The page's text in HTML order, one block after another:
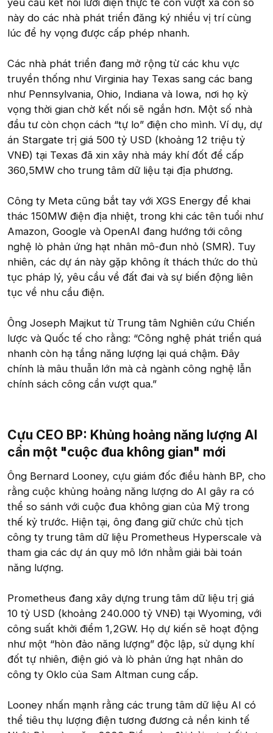
yêu cầu kết nối lưới điện thực tế còn vượt xa con số
này do các nhà phát triển đăng ký nhiều vị trí cùng
lúc để hy vọng được cấp phép nhanh.
Các nhà phát triển đang mở rộng từ các khu vực
truyền thống như Virginia hay Texas sang các bang
như Pennsylvania, Ohio, Indiana và Iowa, nơi họ kỳ
vọng thời gian chờ kết nối sẽ ngắn hơn. Một số nhà
đầu tư còn chọn cách “tự lo” điện cho mình. Ví dụ, dự
án Stargate trị giá 500 tỷ USD (khoảng 12 triệu tỷ
VNĐ) tại Texas đã xin xây nhà máy khí đốt để cấp
360,5MW cho trung tâm dữ liệu tại địa phương.
Công ty Meta cũng bắt tay với XGS Energy để khai
thác 150MW điện địa nhiệt, trong khi các tên tuổi như
Amazon, Google và OpenAI đang hướng tới công
nghệ lò phản ứng hạt nhân mô-đun nhỏ (SMR). Tuy
nhiên, các dự án này gặp không ít thách thức do thủ
tục pháp lý, yêu cầu về đất đai và sự biến động liên
tục về nhu cầu điện.
Ông Joseph Majkut từ Trung tâm Nghiên cứu Chiến
lược và Quốc tế cho rằng: “Công nghệ phát triển quá
nhanh còn hạ tầng năng lượng lại quá chậm. Đây
chính là mâu thuẫn lớn mà cả ngành công nghệ lẫn
chính sách công cần vượt qua.”
Cựu CEO BP: Khủng hoảng năng lượng AI
cần một "cuộc đua không gian" mới​
Ông Bernard Looney, cựu giám đốc điều hành BP, cho
rằng cuộc khủng hoảng năng lượng do AI gây ra có
thể so sánh với cuộc đua không gian của Mỹ trong
thế kỷ trước. Hiện tại, ông đang giữ chức chủ tịch
công ty trung tâm dữ liệu Prometheus Hyperscale và
tham gia các dự án quy mô lớn nhằm giải bài toán
năng lượng.
Prometheus đang xây dựng trung tâm dữ liệu trị giá
10 tỷ USD (khoảng 240.000 tỷ VNĐ) tại Wyoming, với
công suất khởi điểm 1,2GW. Họ dự kiến sẽ hoạt động
như một “hòn đảo năng lượng” độc lập, sử dụng khí
đốt tự nhiên, điện gió và lò phản ứng hạt nhân do
công ty Oklo của Sam Altman cung cấp.
Looney nhấn mạnh rằng các trung tâm dữ liệu AI có
thể tiêu thụ lượng điện tương đương cả nền kinh tế